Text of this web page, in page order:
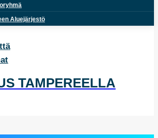
Aluejärjestö
TAMPEREELLA